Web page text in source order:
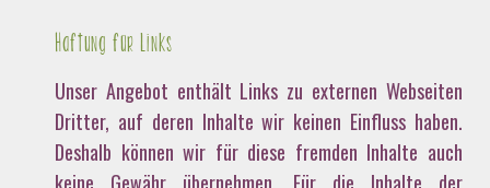
Haftung für Links
Unser Angebot enthält Links zu externen Webseiten
Dritter, auf deren Inhalte wir keinen Einfluss haben.
Deshalb können wir für diese fremden Inhalte auch
keine Gewähr übernehmen. Für die Inhalte der